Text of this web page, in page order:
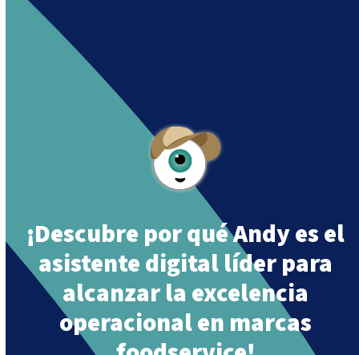
Andy is an assistant created by Intowin following
their mission
¡Descubre por qué Andy es el
asistente digital líder para
alcanzar la excelencia
operacional en marcas